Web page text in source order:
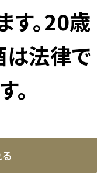
す。20歳
法律で
。